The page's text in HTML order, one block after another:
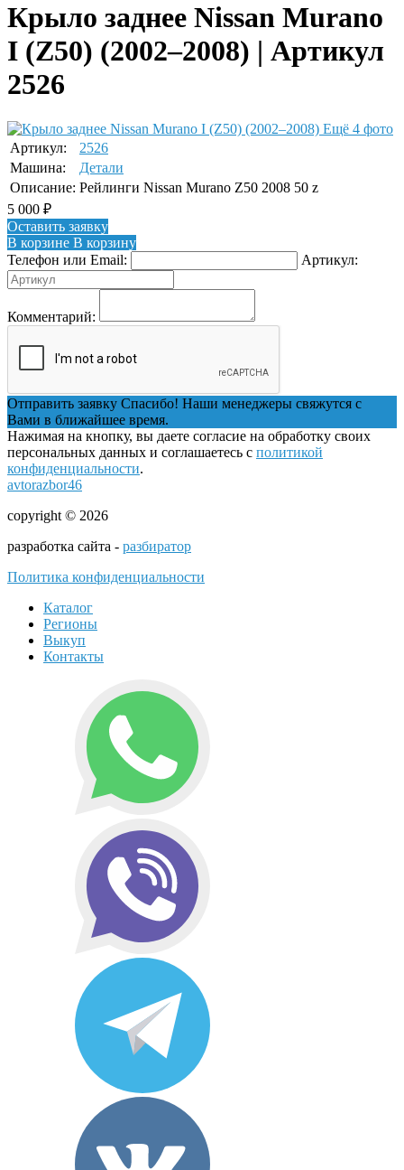
Крыло заднее Nissan Murano
I (Z50) (2002–2008) | Артикул
2526
Ещё 4 фото
Артикул:
2526
Машина:
Детали
Описание: Рейлинги Nissan Murano Z50 2008 50 z
5 000 ₽
Оставить заявку
В корзине В корзину
Телефон или Email:
Артикул:
Комментарий:
Отправить заявку Спасибо! Наши менеджеры свяжутся с
Вами в ближайшее время.
Нажимая на кнопку, вы даете согласие на обработку своих
персональных данных и соглашаетесь с политикой
конфиденциальности.
avtorazbor46
copyright © 2026
разработка сайта - разбиратор
Политика конфиденциальности
Каталог
Регионы
Выкуп
Контакты